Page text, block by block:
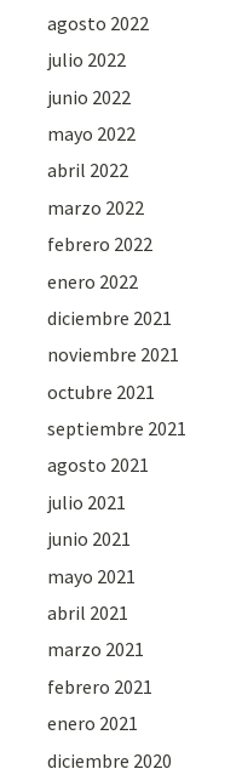
agosto 2022
julio 2022
junio 2022
mayo 2022
abril 2022
marzo 2022
febrero 2022
enero 2022
diciembre 2021
noviembre 2021
octubre 2021
septiembre 2021
agosto 2021
julio 2021
junio 2021
mayo 2021
abril 2021
marzo 2021
febrero 2021
enero 2021
diciembre 2020